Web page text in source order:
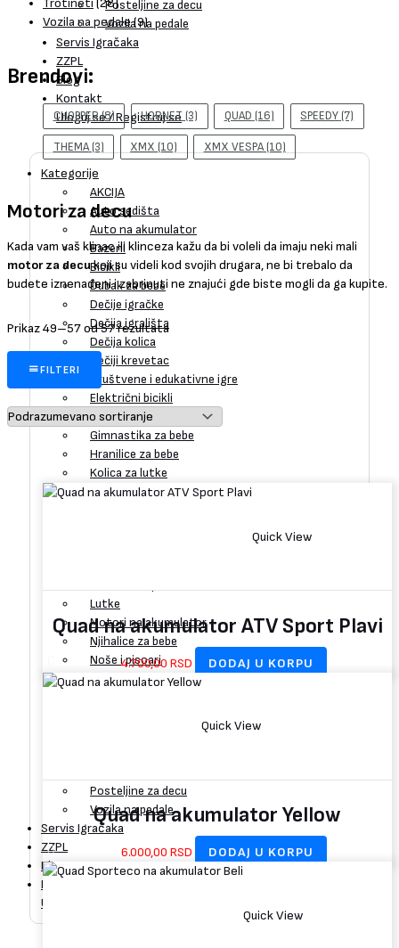
Posteljine za decu
Vozila na pedale
Servis Igračaka
ZZPL
Blog
Kontakt
Uloguj se / Registruj se
Kategorije
AKCIJA
Auto sedišta
Auto na akumulator
Bazeni
Bicikli
Dubak za bebe
Dečije igračke
Dečija igrališta
Dečija kolica
Dečiji krevetac
Društvene i edukativne igre
Električni bicikli
Guralice
Gimnastika za bebe
Hranilice za bebe
Kolica za lutke
Kreveti za decu
Lutke
Motori na akumulator
Njihalice za bebe
Noše i pisoari
Skejtbord
Posteljine za decu
Vozila na pedale
Servis Igračaka
ZZPL
Blog
Kontakt
Uloguj se / Registruj se
Vozila na pedale (9)
Brendovi:
CHOPPER(8) HORNET (3) QUAD (16) SPEEDY(7)
THEMA (3) XMX (10) XMX VESPA (10)
Motori za decu
Kada vam vaš klinac ili klinceza kažu da bi voleli da imaju neki mali
motor za decukoji su videli kod svojih drugara, ne bi trebalo da
budete iznenađeni i zabrinuti ne znajući gde biste mogli da ga kupite.
Prikaz 49–57 od 57 rezultata
FILTERI
Quick View
Quad na akumulator ATV Sport Plavi
4.700,00 RSD DODAJ U KORPU
Quick View
Quad na akumulator Yellow
6.000,00 RSD DODAJ U KORPU
Quick View